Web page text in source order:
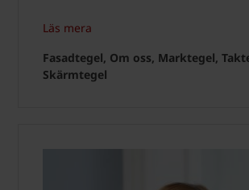
Läs mera
Fasadtegel, Om oss, Marktegel,
Skärmtegel